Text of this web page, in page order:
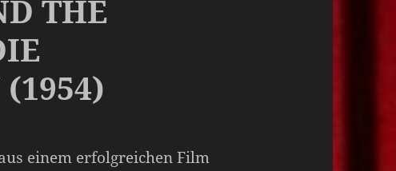
THE
einem erfolgreichen Film